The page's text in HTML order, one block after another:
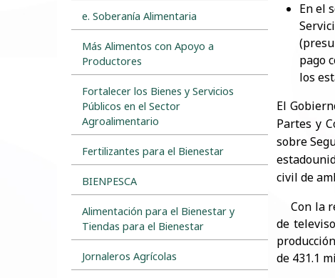
e. Soberanía Alimentaria
Más Alimentos con Apoyo a
Productores
Fortalecer los Bienes y Servicios
Públicos en el Sector
Agroalimentario
Fertilizantes para el Bienestar
BIENPESCA
Alimentación para el Bienestar y
Tiendas para el Bienestar
Jornaleros Agrícolas
En el
pago
los
El
Partes y
sobre
civil de
Con la
de
de 431.1